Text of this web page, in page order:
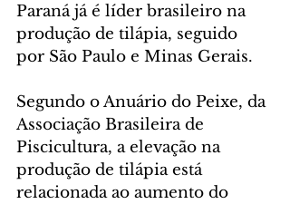
Paraná já é líder brasileiro na
produção de tilápia, seguido
por São Paulo e Minas Gerais.
Segundo o Anuário do Peixe, da
Associação Brasileira de
Piscicultura, a elevação na
produção de tilápia está
relacionada ao aumento do